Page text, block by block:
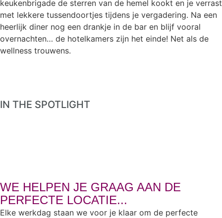
keukenbrigade de sterren van de hemel kookt en je verrast
met lekkere tussendoortjes tijdens je vergadering. Na een
heerlijk diner nog een drankje in de bar en blijf vooral
overnachten… de hotelkamers zijn het einde! Net als de
wellness trouwens.
IN THE SPOTLIGHT
WE HELPEN JE GRAAG AAN DE
PERFECTE LOCATIE...
Elke werkdag staan we voor je klaar om de perfecte